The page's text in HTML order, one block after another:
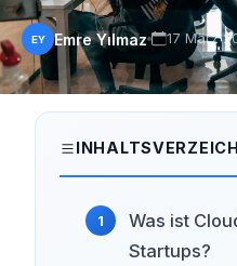
EY Emre Yılmaz 17 März
Was ist
Startups?